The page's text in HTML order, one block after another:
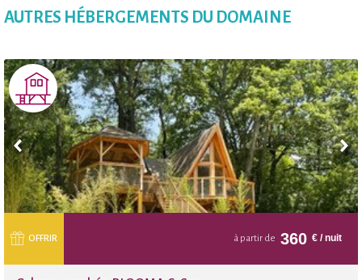
AUTRES HÉBERGEMENTS DU DOMAINE
OFFRIR à partir de 360 € / nuit